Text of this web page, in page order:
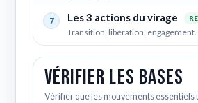
7 Les 3 actions du virage
Transition, libération, engagement.
Vérifier les bases
Vérifier que les mouvements essentiels